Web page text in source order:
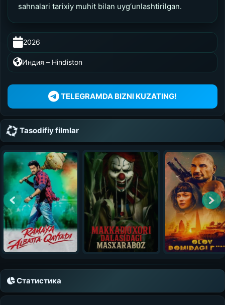
sahnalari tarixiy muhit bilan uyg‘unlashtirilgan.
2026
Индия – Hindiston
0:00/0:00
TELEGRAMDA BIZNI KUZATING!
Tasodifiy filmlar
Статистика